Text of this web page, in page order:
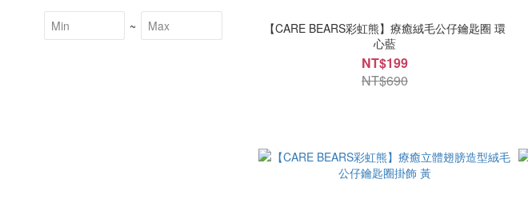
~
【CARE BEARS彩虹熊】療癒絨毛公仔鑰匙圈 環
心藍
NT$199
NT$690